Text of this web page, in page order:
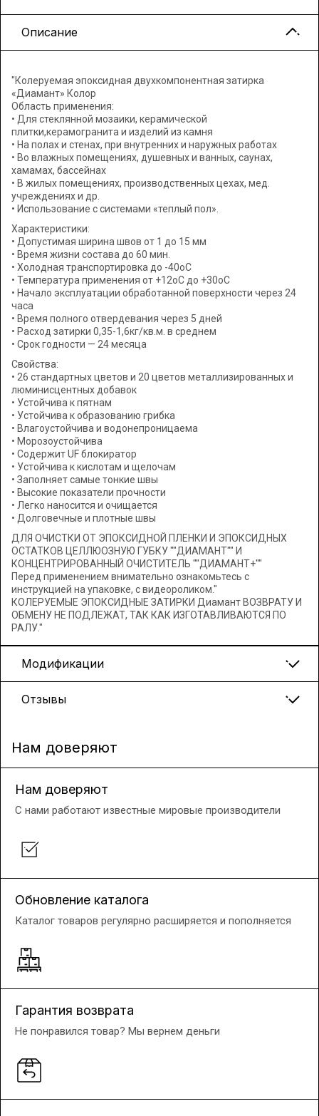
Описание
"Колеруемая эпоксидная двухкомпонентная затирка
«Диамант» Колор
Область применения:
• Для стеклянной мозаики, керамической
плитки,керамогранита и изделий из камня
• На полах и стенах, при внутренних и наружных работах
• Во влажных помещениях, душевных и ванных, саунах,
хамамах, бассейнах
• В жилых помещениях, производственных цехах, мед.
учреждениях и др.
• Использование с системами «теплый пол».
Характеристики:
• Допустимая ширина швов от 1 до 15 мм
• Время жизни состава до 60 мин.
• Холодная транспортировка до -40оС
• Температура применения от +12оС до +30оС
• Начало эксплуатации обработанной поверхности через 24
часа
• Время полного отвердевания через 5 дней
• Расход затирки 0,35-1,6кг/кв.м. в среднем
• Срок годности — 24 месяца
Свойства:
• 26 стандартных цветов и 20 цветов металлизированных и
люминисцентных добавок
• Устойчива к пятнам
• Устойчива к образованию грибка
• Влагоустойчива и водонепроницаема
• Морозоустойчива
• Содержит UF блокиратор
• Устойчива к кислотам и щелочам
• Заполняет самые тонкие швы
• Высокие показатели прочности
• Легко наносится и очищается
• Долговечные и плотные швы
ДЛЯ ОЧИСТКИ ОТ ЭПОКСИДНОЙ ПЛЕНКИ И ЭПОКСИДНЫХ
ОСТАТКОВ ЦЕЛЛЮОЗНУЮ ГУБКУ ""ДИАМАНТ"" И
КОНЦЕНТРИРОВАННЫЙ ОЧИСТИТЕЛЬ ""ДИАМАНТ+""
Перед применением внимательно ознакомьтесь с
инструкцией на упаковке, с видеороликом."
КОЛЕРУЕМЫЕ ЭПОКСИДНЫЕ ЗАТИРКИ Диамант ВОЗВРАТУ И
ОБМЕНУ НЕ ПОДЛЕЖАТ, ТАК КАК ИЗГОТАВЛИВАЮТСЯ ПО
РАЛУ."
Модификации
Отзывы
Нам доверяют
Нам доверяют
С нами работают известные мировые производители
Обновление каталога
Каталог товаров регулярно расширяется и пополняется
Гарантия возврата
Не понравился товар? Мы вернем деньги